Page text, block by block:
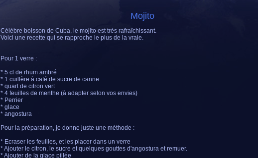
Mojito
Célèbre boisson de Cuba, le mojito est très rafraîchissant.
Voici une recette qui se rapproche le plus de la vraie.
Pour 1 verre :
* 5 cl de rhum ambré
* 1 cuillère à café de sucre de canne
* quart de citron vert
* 4 feuilles de menthe (à adapter selon vos envies)
* Perrier
* glace
* angostura
Pour la préparation, je donne juste une méthode :
* Ecraser les feuilles, et les placer dans un verre
* Ajouter le citron, le sucre et quelques gouttes d'angostura et remuer.
* Ajouter de la glace pillée